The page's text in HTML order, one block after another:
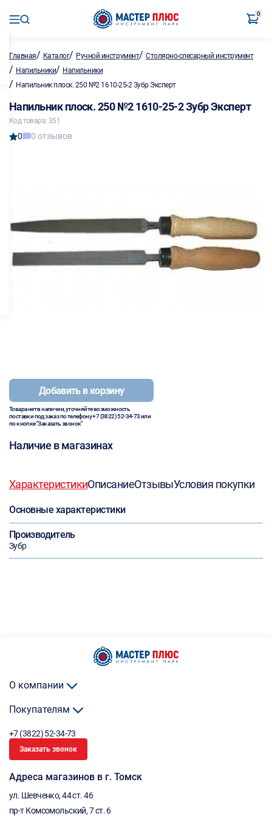
0
Главная/ Каталог/ Ручной инструмент/Столярно-слесарный инструмент
/ Напильники/ Напильники
/ Напильник плоск. 250 №2 1610-25-2 Зубр Эксперт
Напильник плоск. 250 №2 1610-25-2 Зубр Эксперт
Код товара: 351
0 0 отзывов
Добавить в корзину
Товара нет в наличии, уточняйте возможность
поставки под заказ по телефону+7 (3822) 52-34-73или
по кнопке "Заказать звонок"
Наличие в магазинах
ХарактеристикиОписаниеОтзывыУсловия покупки
Основные характеристики
Производитель
Зубр
О компании
Покупателям
+7 (3822) 52-34-73
Заказать звонок
Адреса магазинов в г. Томск
ул. Шевченко, 44 ст. 46
пр-т Комсомольский, 7 ст. 6